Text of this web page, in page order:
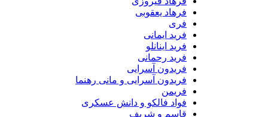
فرهاد یعقوبی
فری
فرید ایمانی
فرید اینانلو
فرید رحمانی
فریدون آسرایی
فریدون آسرایی و مانی رهنما
فریمن
فواد فالکو و دانش عسکری
قاسم و شریف